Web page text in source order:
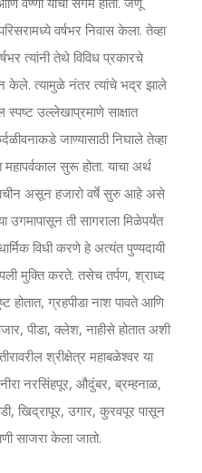
वर्षभर निवास केला. तेव्हा
त्यांनी तेथे विविध प्रकारचे
केले. त्यामुळे नंतर त्यांचे भद्र झाले
उल्लेखाप्रमाणे साक्षात
जाण्यासाठी निघाले तेव्हा
सुरू होता. याचा अर्थ
असून हजारो वर्षे सुरु आहे असे
उगमापासून ती सागराला मिळेपर्यंत
विधी करणे हे अत्यंत पुण्यदायी
मुक्ति करते. तसेच तर्पण, श्राध्द
होतात, ग्रहपीडा नाश पावते आणि
पीडा, क्लेश, नाहीसे होतात अशी
श्रीक्षेत्र महाबळेश्वर या
नरसिंहपूर, औदुंबर, ब्रम्हनाळ,
खिद्रापूर, उगार, कुरवपूर पासून
साजरा केला जातो.